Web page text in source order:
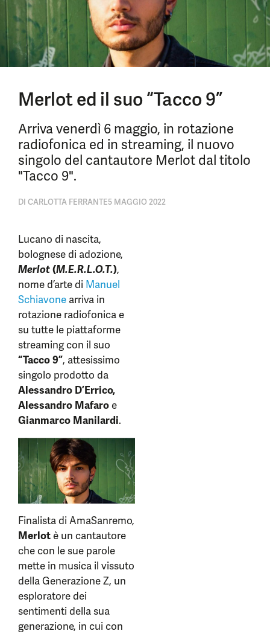
Merlot ed il suo “Tacco 9”
Arriva venerdì 6 maggio, in rotazione
radiofonica ed in streaming, il nuovo
singolo del cantautore Merlot dal titolo
"Tacco 9".
DI CARLOTTA FERRANTE5 MAGGIO 2022
Lucano di nascita,
bolognese di adozione,
Merlot(M.E.R.L.O.T.),
nome d’arte di Manuel
Schiavone arriva in
rotazione radiofonica e
su tutte le piattaforme
streaming con il suo
“Tacco 9”, attesissimo
singolo prodotto da
Alessandro D’Errico,
Alessandro Mafaroe
Gianmarco Manilardi.
Finalista di AmaSanremo,
Merlotè un cantautore
che con le sue parole
mette in musica il vissuto
della Generazione Z, un
esploratore dei
sentimenti della sua
generazione, in cui con